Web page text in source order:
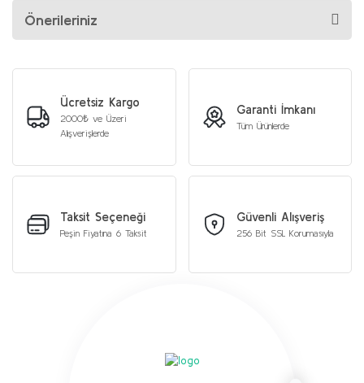
Önerileriniz
Ücretsiz Kargo
2000₺ ve Üzeri
Alışverişlerde
Garanti İmkanı
Tüm Ürünlerde
Taksit Seçeneği
Peşin Fiyatına 6 Taksit
Güvenli Alışveriş
256 Bit SSL Korumasıyla